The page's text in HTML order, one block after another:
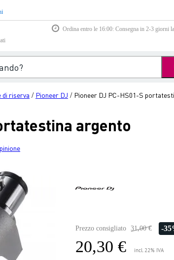
Ordina entro le 16:00: Consegna in 2-3 giorni
di riserva / Pioneer DJ / Pioneer DJ PC-HS01-S
argento
Prezzo consigliato 31,00 € -
20,30 € incl. 22% IVA